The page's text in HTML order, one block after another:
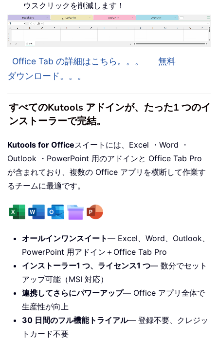
ウスクリックを削減します！
Office Tab の詳細はこちら。。。
無料
ダウンロード。。。
すべてのKutools アドインが、たった1 つのイ
ンストーラーで完結。
Kutools for Officeスイートには、Excel ・Word ・
Outlook ・PowerPoint 用のアドインと Office Tab Pro
が含まれており、複数の Office アプリを横断して作業す
るチームに最適です。
オールインワンスイート— Excel、Word、Outlook、
PowerPoint 用アドイン＋Office Tab Pro
インストーラー1 つ、ライセンス1 つ— 数分でセット
アップ可能（MSI 対応）
連携してさらにパワーアップ— Office アプリ全体で
生産性が向上
30 日間のフル機能トライアル— 登録不要、クレジッ
トカード不要